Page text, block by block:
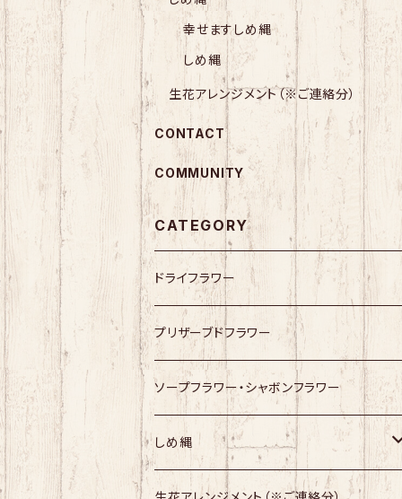
幸せますしめ縄
しめ縄
生花アレンジメント（※ご連絡分）
CONTACT
COMMUNITY
CATEGORY
ドライフラワー
プリザーブドフラワー
ソープフラワー・シャボンフラワー
しめ縄
幸せますしめ縄